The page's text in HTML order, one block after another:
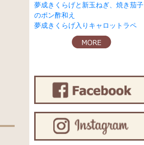
夢成きくらげと新玉ねぎ、焼き茄子
のポン酢和え
夢成きくらげ入りキャロットラペ